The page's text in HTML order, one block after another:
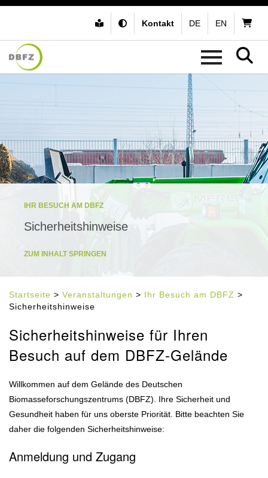
Kontakt DE EN
IHR BESUCH AM DBFZ
Sicherheitshinweise
ZUM INHALT SPRINGEN
Startseite > Veranstaltungen > Ihr Besuch am DBFZ >
Sicherheitshinweise
Sicherheitshinweise für Ihren
Besuch auf dem DBFZ-Gelände
Willkommen auf dem Gelände des Deutschen
Biomasseforschungszentrums (DBFZ). Ihre Sicherheit und
Gesundheit haben für uns oberste Priorität. Bitte beachten Sie
daher die folgenden Sicherheitshinweise:
Anmeldung und Zugang